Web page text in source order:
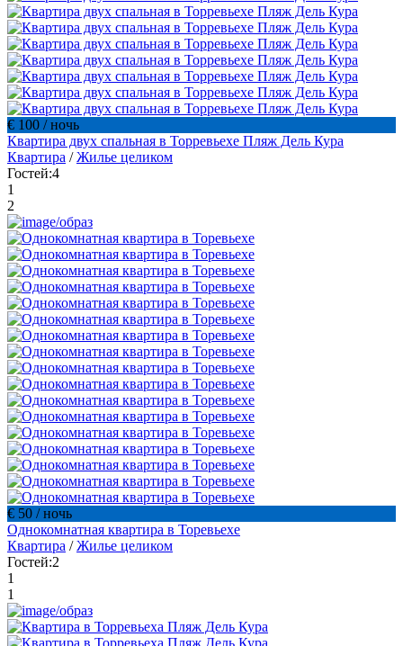
€ 100 / ночь
Квартира двух спальная в Торревьехе Пляж Дель Кура
Квартира /Жилье целиком
Гостей:4
1
2
€ 50 / ночь
Однокомнатная квартира в Торевьехе
Квартира /Жилье целиком
Гостей:2
1
1